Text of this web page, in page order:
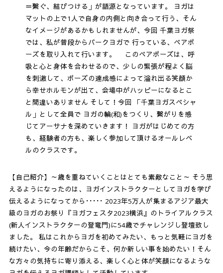
＝繋ぐ、結びつける」が語源となっています。 ヨガは
マットの上で1人で自身の内側と向き合って行う、そん
なイメージがあるかもしれませんが、今回 千葉ヨガ祭
では、私が普段からパークヨガで 行っている、ペアポ
ーズを取り入れて行います。 このペアポーズは、呼
吸と心と身体を合わせるので、少しの緊張が程よく脳
を刺激して、ポーズの達成感によって溢れ出る笑顔か
ら幸せホルモンが出て、会場中がハッピーになるとこ
と間違いありません そして！今回 「千葉ヨガスペシャ
ル」として全員で ヨガの輪(和)をつくり、繋がりを感
じてアーサナを深めていきます！ ヨガがはじめての方
も、経験者の方も、楽しく参加して頂けるオールレベ
ルのクラスです。
【自己紹介】～歳を重ねていくことはとても素敵なこと～ そう思
えるようになったのは、ヨガインストラクターとしてヨガを学び
伝えるようになってから･････ 2023年5万人が集まるアジア最大
級のヨガのお祭り『ヨガフェスタ2023横浜』のトライアルクラス
(新人インストラクターの登竜門)に54歳でチャレンジし登壇致し
ました。 私はこれからヨガを初めてみたい、もっと気軽にヨガを
続けたい、今の年齢だからこそ、何か新しい事を始めたい！そん
な方々の気持ちに寄り添える、楽しく心と体が笑顔になるような